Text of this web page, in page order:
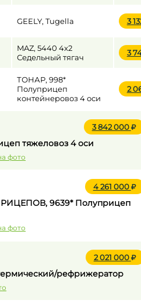
GEELY, Tugella 3
MAZ, 5440 4x2
Седельный тягач
3
ТОНАР, 998*
Полуприцеп
контейнеровоз 4 оси
2
3 842 000
тяжеловоз 4 оси
фото
4 261 000
9639* Полуприцеп
фото
2 021 000
рефрижератор